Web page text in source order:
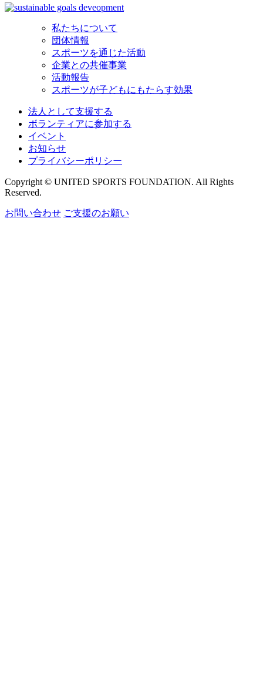
私たちについて
団体情報
スポーツを通じた活動
企業との共催事業
活動報告
スポーツが子どもにもたらす効果
法人として支援する
ボランティアに参加する
イベント
お知らせ
プライバシーポリシー
Copyright © UNITED SPORTS FOUNDATION. All Rights
Reserved.
お問い合わせ ご支援のお願い